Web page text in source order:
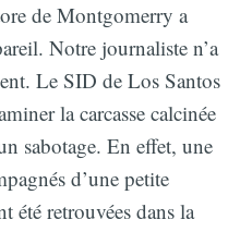
de Montgomerry a
Notre journaliste n’a
Le SID de Los Santos
la carcasse calcinée
sabotage. En effet, une
d’une petite
été retrouvées dans la